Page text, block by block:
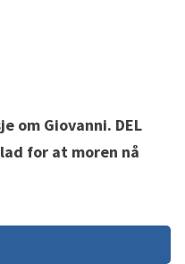
om Giovanni. DEL
for at moren nå